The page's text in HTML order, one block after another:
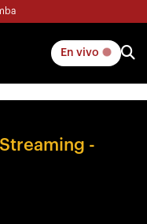
En vivo
-